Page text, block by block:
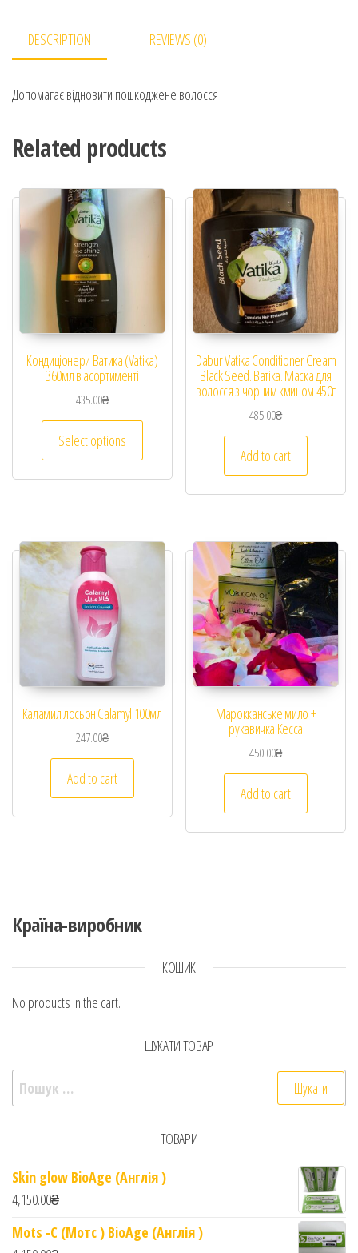
DESCRIPTION REVIEWS (0)
Допомагає відновити пошкоджене волосся
Related products
Кондиціонери Ватика (Vatika)
360мл в асортименті
435.00₴
Select options
Dabur Vatika Conditioner Cream
Black Seed. Ватіка. Маска для
волосся з чорним кмином 450г
485.00₴
Add to cart
Каламил лосьон Calamyl 100мл
247.00₴
Add to cart
Марокканське мило +
рукавичка Кесса
450.00₴
Add to cart
Країна-виробник
КОШИК
No products in the cart.
ШУКАТИ ТОВАР
Пошук:
ТОВАРИ
Skin glow BioAge (Англія )
4,150.00₴
Mots -C (Мотс ) BioAge (Англія )